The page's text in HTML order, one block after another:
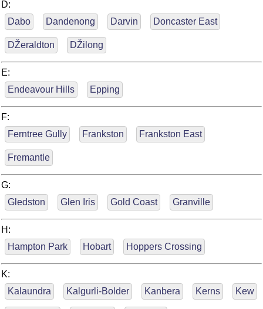
D:
Dabo
Dandenong Darvin Doncaster East
DŽeraldton DŽilong
E:
Endeavour Hills
Epping
F:
Ferntree Gully
Frankston Frankston East
Fremantle
G:
Gledston
Glen Iris Gold Coast Granville
H:
Hampton Park
Hobart Hoppers Crossing
K:
Kalaundra
Kalgurli-Bolder Kanbera Kerns Kew